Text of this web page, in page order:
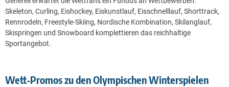
Skeleton, Curling, Eishockey, Eiskunstlauf, Eisschnelllauf, Shorttrack,
Rennrodeln, Freestyle-Skiing, Nordische Kombination, Skilanglauf,
Skispringen und Snowboard komplettieren das reichhaltige
Sportangebot.
Wett-Promos zu den Olympischen Winterspielen